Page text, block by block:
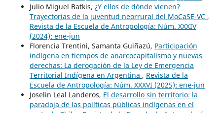
Julio Miguel Batkis, ¿Y ellos de dónde vienen?
Trayectorias de la juventud neorrural del MoCaSE-VC ,
Revista de la Escuela de Antropología: Núm. XXXIV
(2024): ene-jun
Florencia Trentini, Samanta Guiñazú, Participación
indígena en tiempos de anarcocapitalismo y nuevas
derechas: La derogación de la Ley de Emergencia
Territorial Indígena en Argentina , Revista de la
Escuela de Antropología: Núm. XXXVI (2025): ene-jun
Joselin Leal Landeros, El desarrollo sin territorio: la
paradoja de las políticas públicas indígenas en el